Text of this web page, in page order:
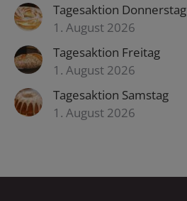
Tagesaktion Donnerstag
1. August 2026
Tagesaktion Freitag
1. August 2026
Tagesaktion Samstag
1. August 2026